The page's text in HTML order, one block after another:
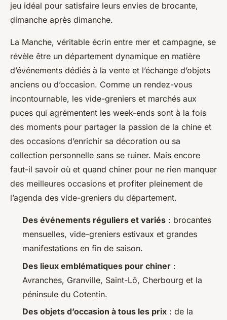
jeu idéal pour satisfaire leurs envies de brocante,
dimanche après dimanche.
La Manche, véritable écrin entre mer et campagne, se
révèle être un département dynamique en matière
d’événements dédiés à la vente et l’échange d’objets
anciens ou d’occasion. Comme un rendez-vous
incontournable, les vide-greniers et marchés aux
puces qui agrémentent les week-ends sont à la fois
des moments pour partager la passion de la chine et
des occasions d’enrichir sa décoration ou sa
collection personnelle sans se ruiner. Mais encore
faut-il savoir où et quand chiner pour ne rien manquer
des meilleures occasions et profiter pleinement de
l’agenda des vide-greniers du département.
Des événements réguliers et variés : brocantes
mensuelles, vide-greniers estivaux et grandes
manifestations en fin de saison.
Des lieux emblématiques pour chiner :
Avranches, Granville, Saint-Lô, Cherbourg et la
péninsule du Cotentin.
Des objets d’occasion à tous les prix : de la